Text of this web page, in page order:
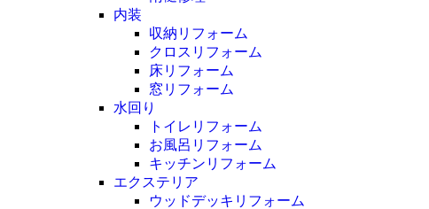
内装
収納リフォーム
クロスリフォーム
床リフォーム
窓リフォーム
水回り
トイレリフォーム
お風呂リフォーム
キッチンリフォーム
エクステリア
ウッドデッキリフォーム